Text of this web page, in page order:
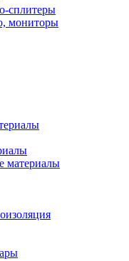
сплитеры
мониторы
материалы